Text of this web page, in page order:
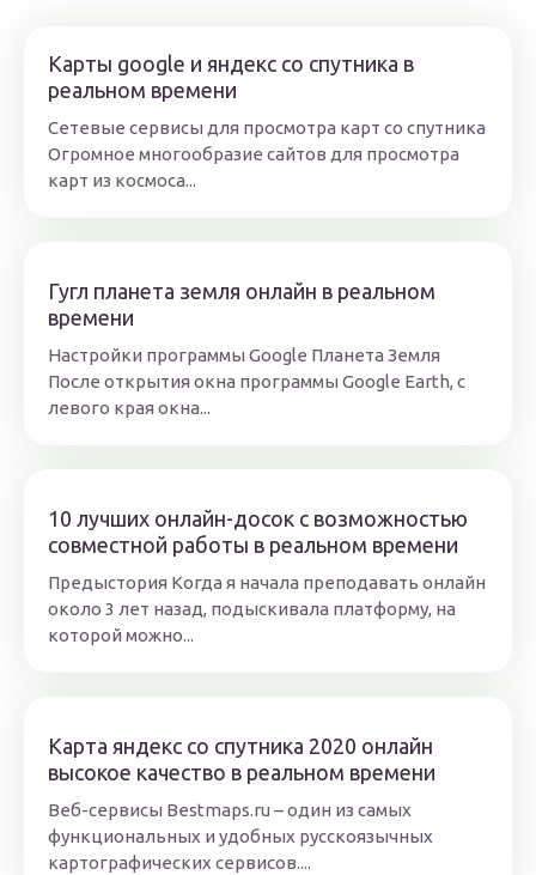
Карты google и яндекс со спутника в
реальном времени
Сетевые сервисы для просмотра карт со спутника
Огромное многообразие сайтов для просмотра
карт из космоса...
Гугл планета земля онлайн в реальном
времени
Настройки программы Google Планета Земля
После открытия окна программы Google Earth, с
левого края окна...
10 лучших онлайн-досок с возможностью
совместной работы в реальном времени
Предыстория Когда я начала преподавать онлайн
около 3 лет назад, подыскивала платформу, на
которой можно...
Карта яндекс со спутника 2020 онлайн
высокое качество в реальном времени
Веб-сервисы Bestmaps.ru – один из самых
функциональных и удобных русскоязычных
картографических сервисов....